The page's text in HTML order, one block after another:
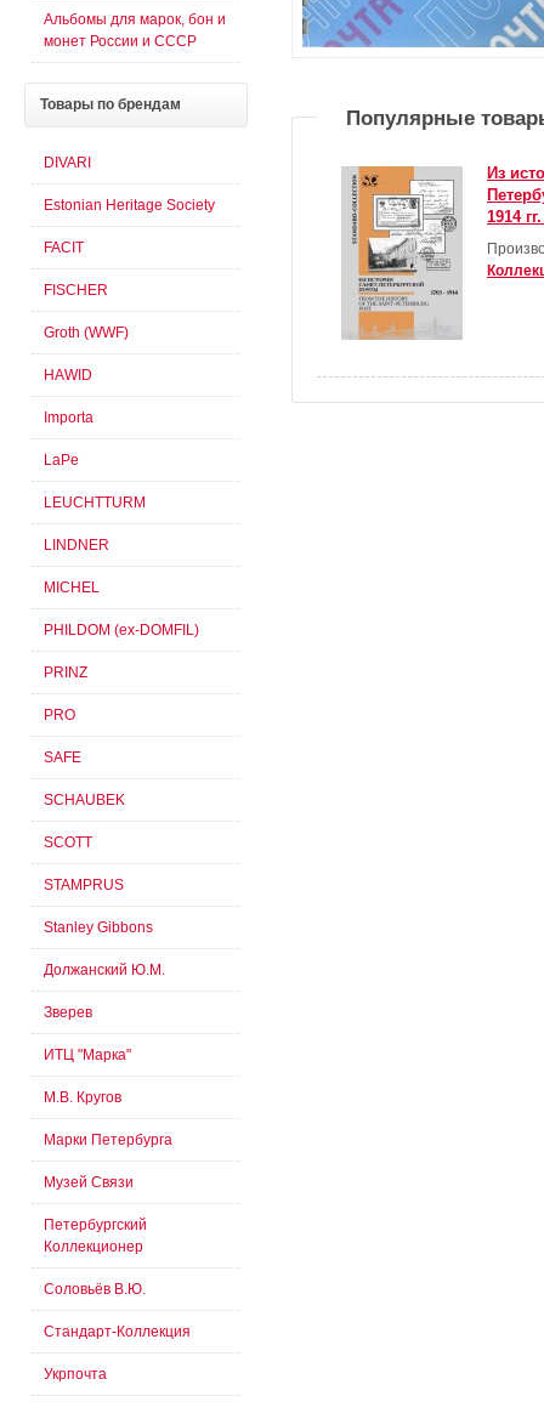
Популярные
Из
1914
Альбомы для марок, бон и
монет России и СССР
Товары по брендам
DIVARI
Estonian Heritage Society
FACIT
FISCHER
Groth (WWF)
HAWID
Importa
LaPe
LEUCHTTURM
LINDNER
MICHEL
PHILDOM (ex-DOMFIL)
PRINZ
PRO
SAFE
SCHAUBEK
SCOTT
STAMPRUS
Stanley Gibbons
Должанский Ю.М.
Зверев
ИТЦ "Марка"
М.В. Кругов
Марки Петербурга
Музей Связи
Петербургский
Коллекционер
Соловьёв В.Ю.
Стандарт-Коллекция
Укрпочта